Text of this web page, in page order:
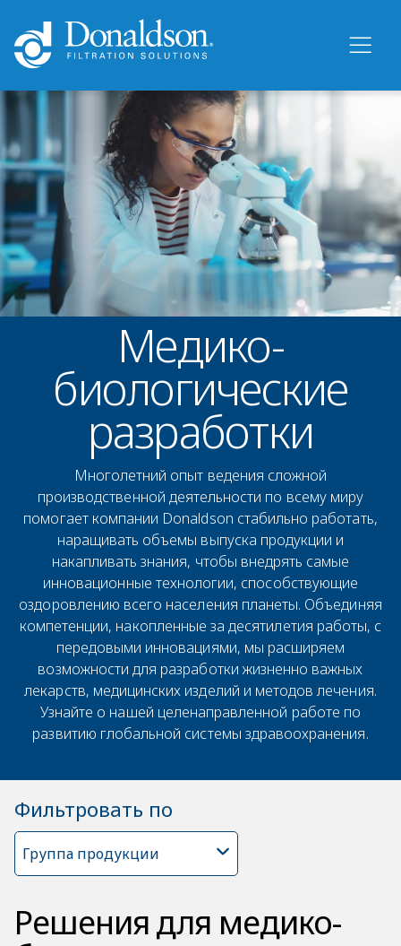
Медико-
биологические
разработки
Многолетний опыт ведения сложной
производственной деятельности по всему миру
помогает компании Donaldson стабильно работать,
наращивать объемы выпуска продукции и
накапливать знания, чтобы внедрять самые
инновационные технологии, способствующие
оздоровлению всего населения планеты. Объединяя
компетенции, накопленные за десятилетия работы, с
передовыми инновациями, мы расширяем
возможности для разработки жизненно важных
лекарств, медицинских изделий и методов лечения.
Узнайте о нашей целенаправленной работе по
развитию глобальной системы здравоохранения.
Фильтровать по
Группа продукции
Решения для медико-